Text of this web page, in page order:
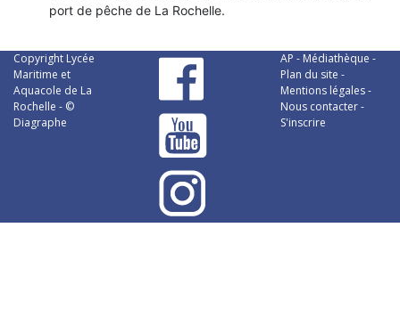
port de pêche de La Rochelle.
Copyright Lycée
Maritime et
Aquacole de La
Rochelle - ©
Diagraphe
AP - Médiathèque -
Plan du site -
Mentions légales-
Nous contacter-
S'inscrire